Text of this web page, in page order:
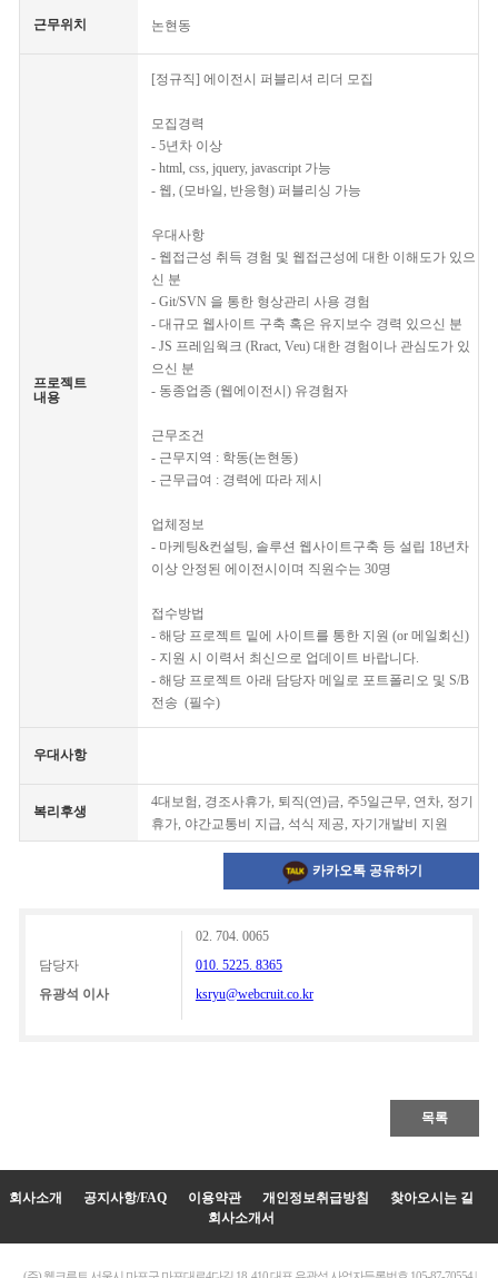
근무위치 논현동
프로젝트
내용
[정규직] 에이전시 퍼블리셔 리더 모집
모집경력
- 5년차 이상
- html, css, jquery, javascript 가능
- 웹, (모바일, 반응형) 퍼블리싱 가능
우대사항
- 웹접근성 취득 경험 및 웹접근성에 대한 이해도가 있으
신 분
- Git/SVN 을 통한 형상관리 사용 경험
- 대규모 웹사이트 구축 혹은 유지보수 경력 있으신 분
- JS 프레임웍크 (Rract, Veu) 대한 경험이나 관심도가 있
으신 분
- 동종업종 (웹에이전시) 유경험자
근무조건
- 근무지역 : 학동(논현동)
- 근무급여 : 경력에 따라 제시
업체정보
- 마케팅&컨설팅, 솔루션 웹사이트구축 등 설립 18년차
이상 안정된 에이전시이며 직원수는 30명
접수방법
- 해당 프로젝트 밑에 사이트를 통한 지원 (or 메일회신)
- 지원 시 이력서 최신으로 업데이트 바랍니다.
- 해당 프로젝트 아래 담당자 메일로 포트폴리오 및 S/B
전송 (필수)
우대사항
복리후생
4대보험, 경조사휴가, 퇴직(연)금, 주5일근무, 연차, 정기
휴가, 야간교통비 지급, 석식 제공, 자기개발비 지원
카카오톡 공유하기
담당자
유광석 이사
02. 704. 0065
010. 5225. 8365
ksryu@webcruit.co.kr
목록
회사소개 공지사항/FAQ 이용약관 개인정보취급방침
찾아오시는 길
회사소개서
(주) 웹크루트 서울시 마포구 마포대로4다길 18, 410 대표 유광석 사업자등록번호 105-87-70554 |